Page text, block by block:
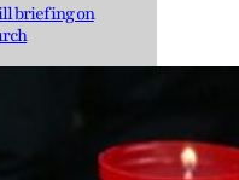
briefing on